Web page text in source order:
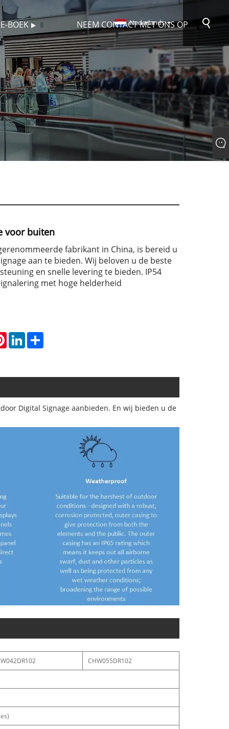
E-BOEK NEEM CONTACT MET ONS OP
Nederlands
voor buiten
fabrikant in China, is bereid u
aan te bieden. Wij beloven u de beste
en snelle levering te bieden. IP54
met hoge helderheid
PinterestLinkedInShare
Digital Signage aanbieden. En wij bieden u de
CHW055DR102